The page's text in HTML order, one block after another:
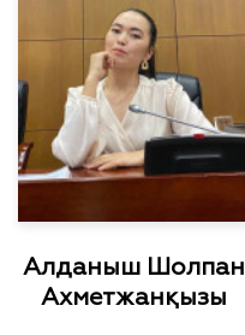
Алданыш Шолпан
Ахметжанқызы